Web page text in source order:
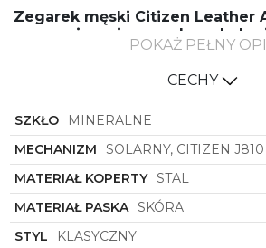
Zegarek męski Citizen Leather
precyzyjny, niezawodny,
solarny Eco-Drive. Umieszczone
zarówno słoneczne, jak i sztuczne.
ten sposób energia jest następnie
tradycyjnej baterii kwarcowej. To
dla środowiska, a przy okazji
wygodne. Technologia Eco-Drive
eliminuje potrzebę okresowej
pełnym naładowaniu zegarek
do pół roku w całkowitej
POKAŻ PEŁNY
CECHY
SZKŁO
MINERALNE
MECHANIZM
SOLARNY, CITIZEN J810
MATERIAŁ KOPERTY STAL
MATERIAŁ PASKA SKÓRA
STYL
KLASYCZNY